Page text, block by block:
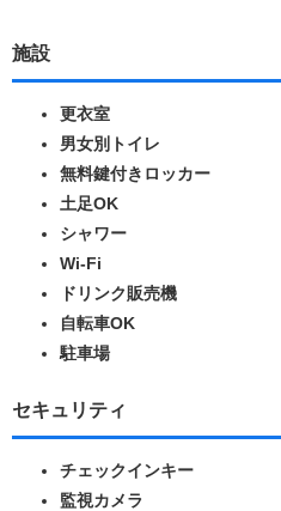
施設
更衣室
男女別トイレ
無料鍵付きロッカー
土足OK
シャワー
Wi-Fi
ドリンク販売機
自転車OK
駐車場
セキュリティ
チェックインキー
監視カメラ